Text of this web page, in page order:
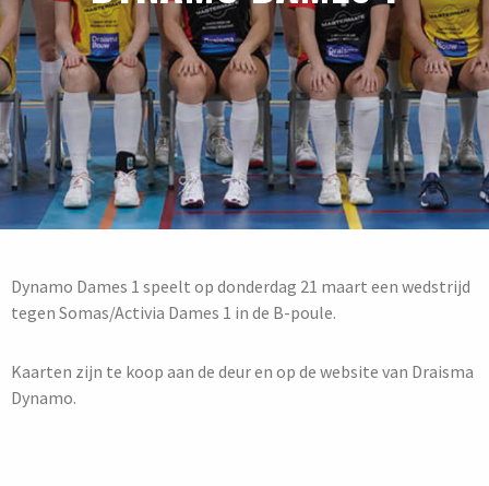
Dynamo Dames 1 speelt op donderdag 21 maart een wedstrijd
tegen Somas/Activia Dames 1 in de B-poule.
Kaarten zijn te koop aan de deur en op de website van Draisma
Dynamo.